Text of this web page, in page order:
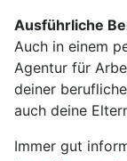
Ausführliche
Auch in einem
Agentur für
deiner
auch deine
Immer gut